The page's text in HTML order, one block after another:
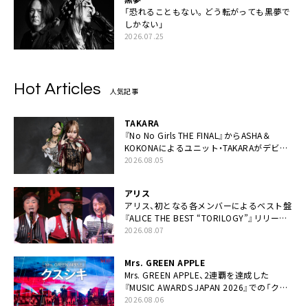
「恐れることもない。どう転がっても黒夢で
しかない」
2026.07.25
Hot Articles 人気記事
TAKARA
『No No Girls THE FINAL』からASHA＆
KOKONAによるユニット・TAKARAがデビュ
ー
2026.08.05
アリス
アリス、初となる各メンバーによるベスト盤
『ALICE THE BEST “TORILOGY”』リリース
決定
2026.08.07
Mrs. GREEN APPLE
Mrs. GREEN APPLE、2連覇を達成した
『MUSIC AWARDS JAPAN 2026』での「クス
シキ」ライブパフォーマンスをYouTube公開
2026.08.06